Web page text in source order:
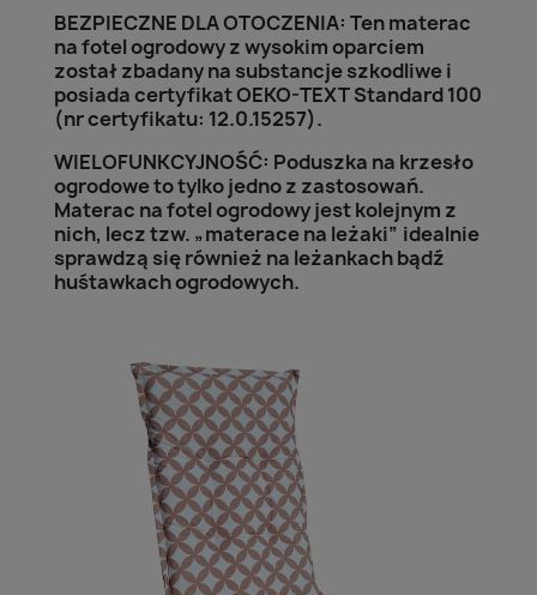
BEZPIECZNE DLA OTOCZENIA: Ten materac
na fotel ogrodowy z wysokim oparciem
został zbadany na substancje szkodliwe i
posiada certyfikat OEKO-TEXT Standard 100
(nr certyfikatu: 12.0.15257).
WIELOFUNKCYJNOŚĆ: Poduszka na krzesło
ogrodowe to tylko jedno z zastosowań.
Materac na fotel ogrodowy jest kolejnym z
nich, lecz tzw. „materace na leżaki” idealnie
sprawdzą się również na leżankach bądź
huśtawkach ogrodowych.